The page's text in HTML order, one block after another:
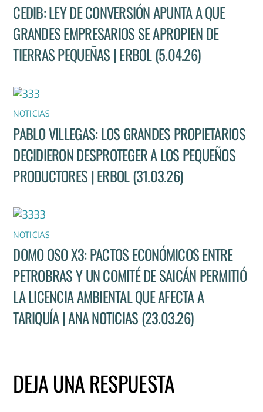
CEDIB: LEY DE CONVERSIÓN APUNTA A QUE
GRANDES EMPRESARIOS SE APROPIEN DE
TIERRAS PEQUEÑAS | ERBOL (5.04.26)
NOTICIAS
PABLO VILLEGAS: LOS GRANDES PROPIETARIOS
DECIDIERON DESPROTEGER A LOS PEQUEÑOS
PRODUCTORES | ERBOL (31.03.26)
NOTICIAS
DOMO OSO X3: PACTOS ECONÓMICOS ENTRE
PETROBRAS Y UN COMITÉ DE SAICÁN PERMITIÓ
LA LICENCIA AMBIENTAL QUE AFECTA A
TARIQUÍA | ANA NOTICIAS (23.03.26)
DEJA UNA RESPUESTA